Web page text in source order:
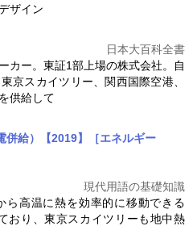
ザイン
日本大百科全書
カー。東証1部上場の株式会社。自
東京スカイツリー 、関西国際空港、
供給して
併給）【2019】［エネルギー
現代用語の基礎知識
ら高温に熱を効率的に移動できる
おり、東京スカイツリーも地中熱